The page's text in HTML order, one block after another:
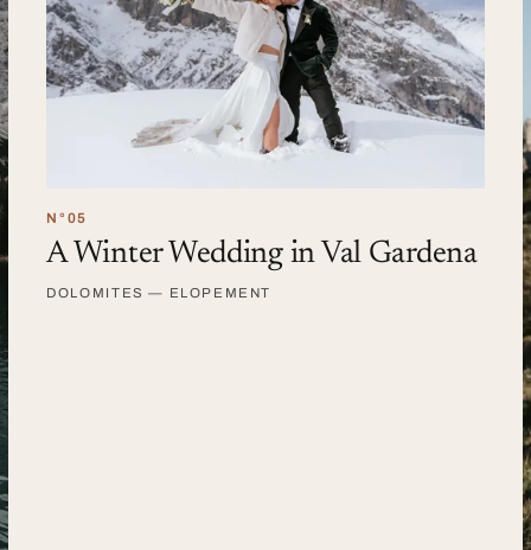
N°05
A Winter Wedding in Val Gardena
DOLOMITES — ELOPEMENT